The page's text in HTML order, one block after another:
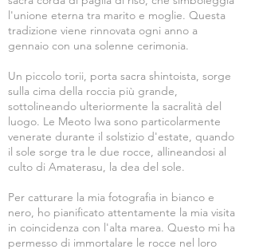
l'unione eterna tra marito e moglie. Questa
tradizione viene rinnovata ogni anno a
gennaio con una solenne cerimonia.
Un piccolo torii, porta sacra shintoista, sorge
sulla cima della roccia più grande,
sottolineando ulteriormente la sacralità del
luogo. Le Meoto Iwa sono particolarmente
venerate durante il solstizio d'estate, quando
il sole sorge tra le due rocce, allineandosi al
culto di Amaterasu, la dea del sole.
Per catturare la mia fotografia in bianco e
nero, ho pianificato attentamente la mia visita
in coincidenza con l'alta marea. Questo mi ha
permesso di immortalare le rocce nel loro